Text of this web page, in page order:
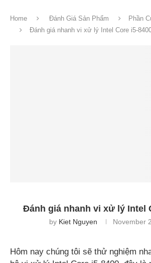
Home Đánh Giá Sản Phẩm Phần
Đánh giá nhanh vi xử lý Intel Core i5-
Đánh giá nhanh vi xử lý Intel
by Kiet Nguyen November
Hôm nay chúng tôi sẽ thử nghiệm